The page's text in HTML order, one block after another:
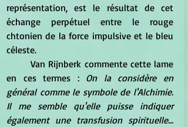
représentation, est le résultat de cet
échange perpétuel entre le rouge
chtonien de la force impulsive et le bleu
céleste.
	Van Rijnberk commente cette lame
en ces termes : On la considère en
général comme le symbole de l'Alchimie.
Il me semble qu'elle puisse indiquer
également une transfusion spirituelle...